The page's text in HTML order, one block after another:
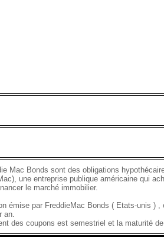
Mac Bonds sont des obligations
une entreprise publique américaine qui
le marché immobilier.
émise par FreddieMac Bonds ( Etats-unis )
an.
des coupons est semestriel et la maturité